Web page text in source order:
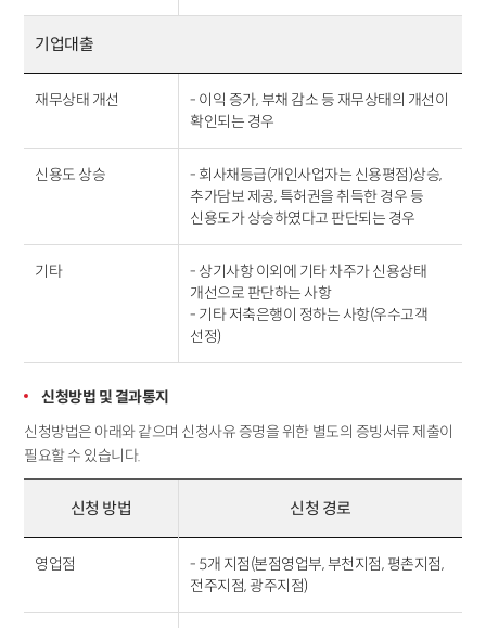
기업대출
재무상태 개선
- 이익 증가, 부채 감소 등 재무상태의 개선이
확인되는 경우
신용도 상승
- 회사채등급(개인사업자는 신용평점)상승,
추가담보 제공, 특허권을 취득한 경우 등
신용도가 상승하였다고 판단되는 경우
기타
- 상기사항 이외에 기타 차주가 신용상태
개선으로 판단하는 사항
- 기타 저축은행이 정하는 사항(우수고객
선정)
신청방법 및 결과통지
신청방법은 아래와 같으며 신청사유 증명을 위한 별도의 증빙서류 제출이
필요할 수 있습니다.
신청 방법 신청 경로
영업점
- 5개 지점(본점영업부, 부천지점, 평촌지점,
전주지점, 광주지점)